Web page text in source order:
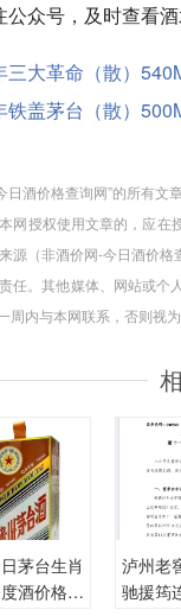
公众号，及时查看
大革命（散）
盖茅台（散）
日酒价格查询网”的所有
网授权使用文章的，应
源（非酒价网-今日酒价
任。其他媒体、网站或
周内与本网联系，否则视
茅台生肖
酒价格为
泸州老
驰援筠